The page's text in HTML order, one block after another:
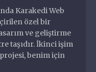
Karakedi Web
özel bir
ve geliştirme
taşıdır. İkinci işim
benim için